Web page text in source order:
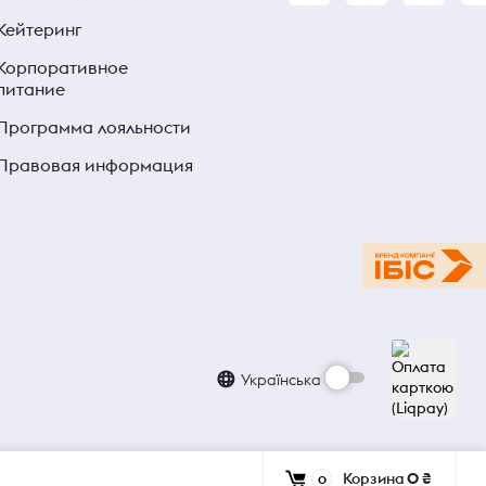
лояльности
информация
Українська
0 Корзина0 ₴